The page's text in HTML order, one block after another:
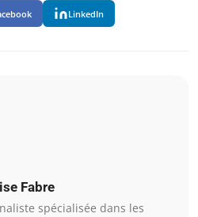
LinkedIn
Fabre
spécialisée dans les